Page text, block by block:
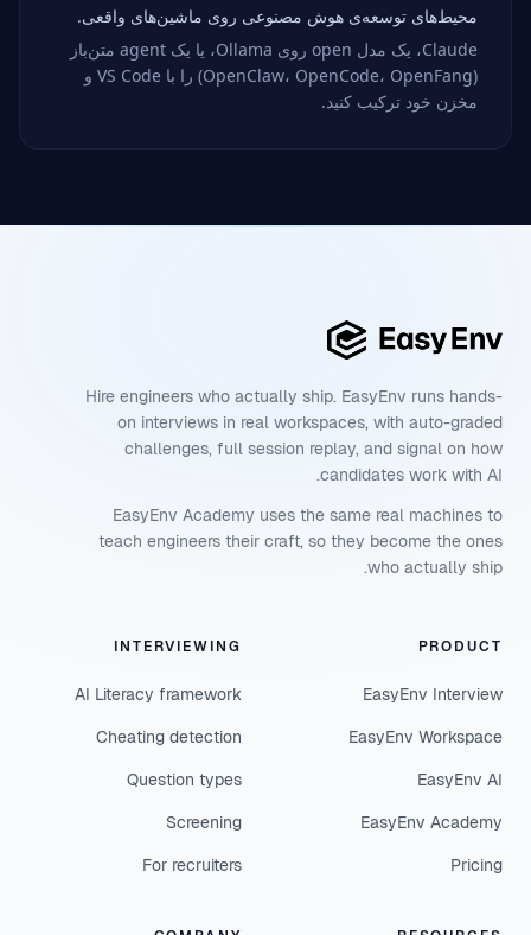
محیط‌های توسعه‌ی هوش مصنوعی روی ماشین‌های واقعی.
Claude، یک مدل open روی Ollama، یا یک agent متن‌باز
(OpenClaw، OpenCode، OpenFang) را با VS Code و
مخزن خود ترکیب کنید.
Hire engineers who actually ship. EasyEnv runs hands-
on interviews in real workspaces, with auto-graded
challenges, full session replay, and signal on how
candidates work with AI.
EasyEnv Academy uses the same real machines to
teach engineers their craft, so they become the ones
who actually ship.
PRODUCT
EasyEnv Interview
EasyEnv Workspace
EasyEnv AI
EasyEnv Academy
Pricing
INTERVIEWING
AI Literacy framework
Cheating detection
Question types
Screening
For recruiters